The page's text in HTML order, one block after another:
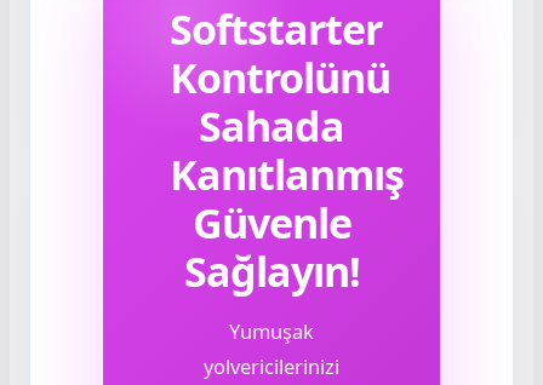
Softstarter
Kontrolünü
Sahada
Kanıtlanmış
Güvenle
Sağlayın!
Yumuşak
yolvericilerinizi